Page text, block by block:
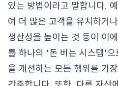
있는 방법이라고 말합니다.
여 더 많은 고객을 유치하거
생산성을 높이는 것 등이 이
를 하나의 '돈 버는 시스템'
을 개선하는 모든 행위를 가